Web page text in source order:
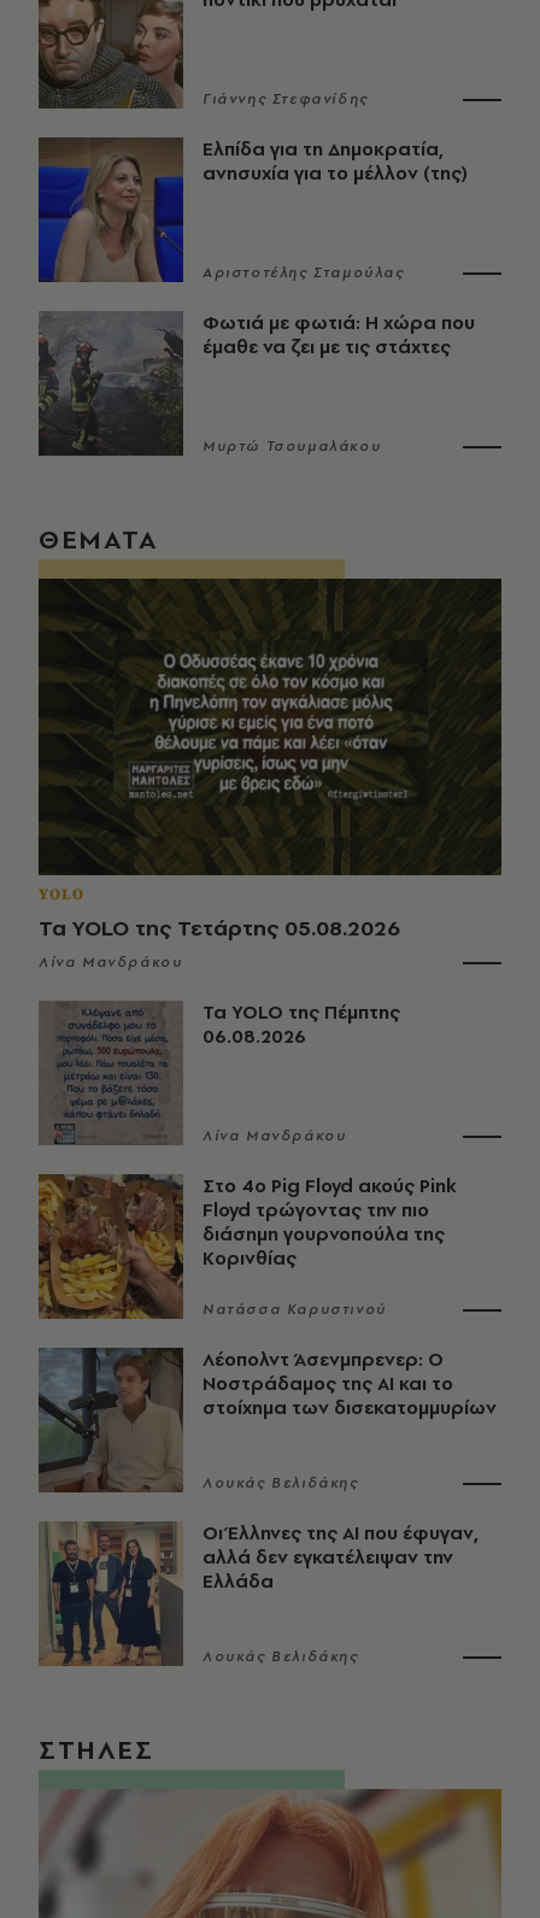
Γιάννης Στεφανίδης
Ελπίδα για τη Δημοκρατία,
ανησυχία για το μέλλον (της)
Αριστοτέλης Σταμούλας
Φωτιά με φωτιά: Η χώρα που
έμαθε να ζει με τις στάχτες
Μυρτώ Τσουμαλάκου
ΘΕΜΑΤΑ
YOLO
Τα YOLO της Τετάρτης 05.08.2026
Λίνα Μανδράκου
Τα YOLO της Πέμπτης
06.08.2026
Λίνα Μανδράκου
Στο 4ο Pig Floyd ακούς Pink
Floyd τρώγοντας την πιο
διάσημη γουρνοπούλα της
Κορινθίας
Νατάσσα Καρυστινού
Λέοπολντ Άσενμπρενερ: Ο
Νοστράδαμος της AI και το
στοίχημα των δισεκατομμυρίων
Λουκάς Βελιδάκης
Οι Έλληνες της ΑΙ που έφυγαν,
αλλά δεν εγκατέλειψαν την
Ελλάδα
Λουκάς Βελιδάκης
ΣΤΗΛΕΣ